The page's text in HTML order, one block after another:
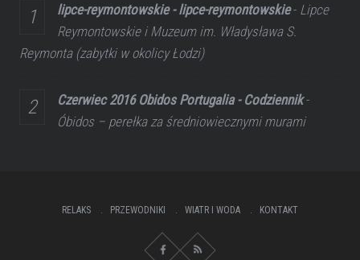
lipce-reymontowskie - lipce-reymontowskie- Lipce
Reymontowskie i Muzeum im. Władysława S.
Reymonta (zabytki w okolicy Łodzi)
Czerwiec 2016 Obidos Portugalia - Codziennik-
Óbidos – perełka za średniowiecznymi murami
RELAKS PRZEWODNIKI WIATR I WODA KONTAKT